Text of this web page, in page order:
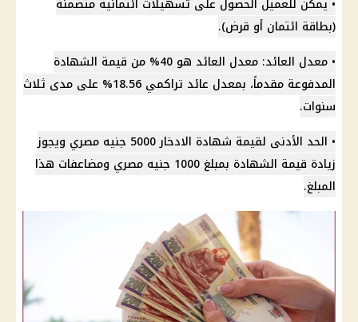
(بطاقة ائتمان أو قرض).
• معدل العائد: معدل العائد هو 40% من قيمة الشهادة
المدفوعة مقدماً، بمعدل عائد تراكمي 18.56% على مدى ثلاث
سنوات.
• الحد الأدنى لقيمة شهادة الادخار5000 جنيه مصري ويجوز
زيادة قيمة الشهادة بمبلغ 1000
جنيه مصري ومضاعفات هذا
المبلغ.